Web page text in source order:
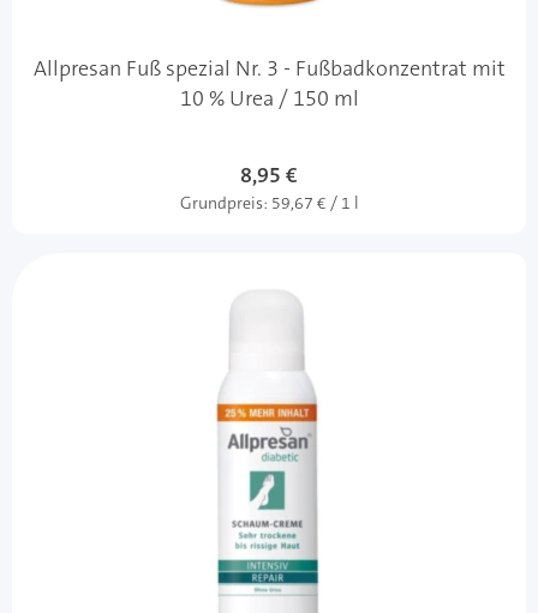
Allpresan Fuß spezial Nr. 3 - Fußbadkonzentrat mit
10 % Urea / 150 ml
8,95 €
Grundpreis: 59,67 € / 1 l